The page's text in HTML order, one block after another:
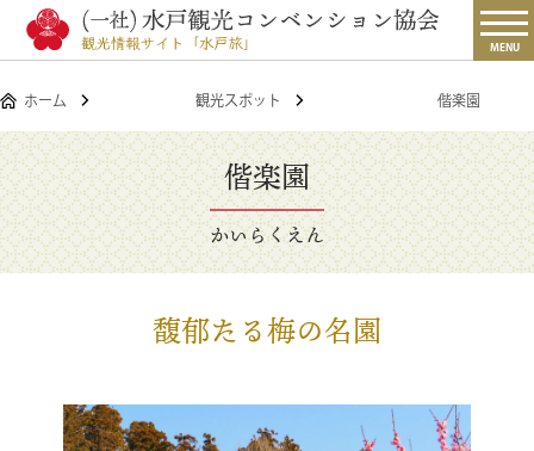
MENU
ホーム 観光スポット 偕楽園
偕楽園
かいらくえん
馥郁たる梅の名園